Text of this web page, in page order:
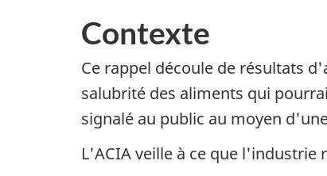
Contexte
Ce rappel découle de résultats
salubrité des aliments qui
signalé au public au moyen
L'ACIA veille à ce que